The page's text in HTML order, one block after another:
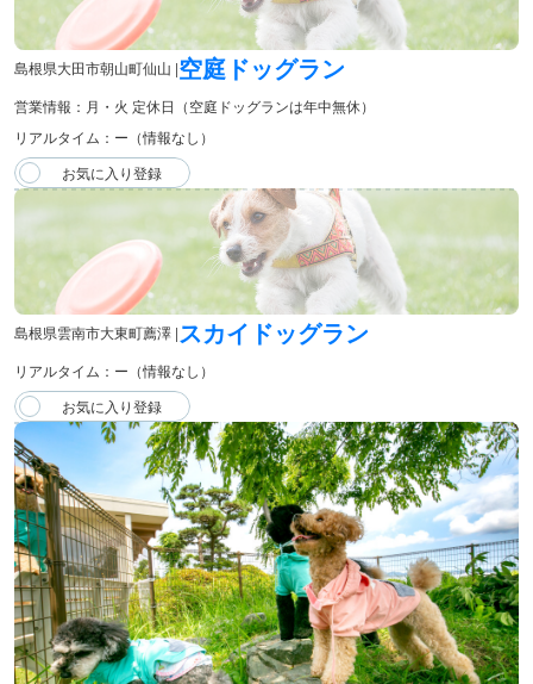
島根県大田市朝山町仙山 |空庭ドッグラン
営業情報：月・火 定休日（空庭ドッグランは年中無休）
リアルタイム：ー（情報なし）
島根県雲南市大東町薦澤 |スカイドッグラン
リアルタイム：ー（情報なし）